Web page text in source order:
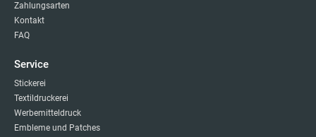
Zahlungsarten
Kontakt
FAQ
Service
Stickerei
Textildruckerei
Werbemitteldruck
Embleme und Patches